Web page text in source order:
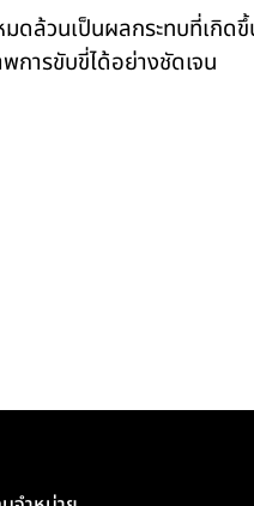
ล้วนเป็นผลกระทบที่เกิดขึ้
การขับขี่ได้อย่างชัดเจน